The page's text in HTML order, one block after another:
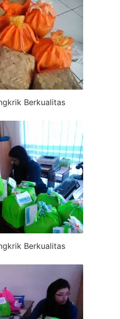
Berkualitas
Berkualitas